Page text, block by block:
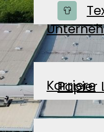
Shop
Papier
Karriere